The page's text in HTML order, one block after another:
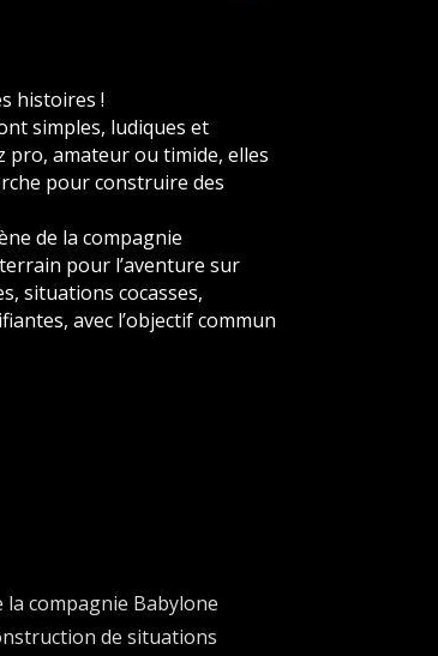
histoires !
simples, ludiques et
pro, amateur ou timide, elles
pour construire des
de la compagnie
pour l’aventure sur
situations cocasses,
avec l’objectif commun
compagnie Babylone
de situations